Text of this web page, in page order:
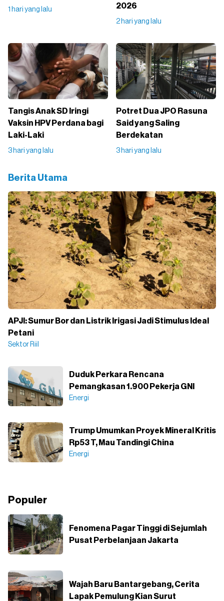
1 hari yang lalu 2026
2 hari yang lalu
Tangis Anak SD Iringi
Vaksin HPV Perdana bagi
Laki-Laki
3 hari yang lalu
Potret Dua JPO Rasuna
Said yang Saling
Berdekatan
3 hari yang lalu
Berita Utama
APJI: Sumur Bor dan Listrik Irigasi Jadi Stimulus Ideal
Petani
Sektor Riil
Duduk Perkara Rencana
Pemangkasan 1.900 Pekerja GNI
Energi
Trump Umumkan Proyek Mineral Kritis
Rp53 T, Mau Tandingi China
Energi
Populer
Fenomena Pagar Tinggi di Sejumlah
Pusat Perbelanjaan Jakarta
Wajah Baru Bantargebang, Cerita
Lapak Pemulung Kian Surut